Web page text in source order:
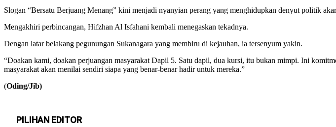
Slogan “Bersatu Berjuang Menang” kini menjadi nyanyian perang yang menghidupkan denyut politik
Mengakhiri perbincangan, Hifzhan Al Isfahani kembali menegaskan tekadnya.
Dengan latar belakang pegunungan Sukanagara yang membiru di kejauhan, ia tersenyum yakin.
“Doakan kami, doakan perjuangan masyarakat Dapil 5. Satu dapil, dua kursi, itu bukan mimpi. Ini
masyarakat akan menilai sendiri siapa yang benar-benar hadir untuk mereka.”
(Oding/Jib)
PILIHAN EDITOR